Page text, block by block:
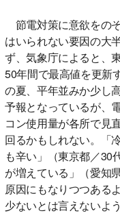
節電対策に意欲をの
はいられない要因の大
ず、気象庁によると、
50年間で最高値を更新
の夏、平年並みか少し
予報となっているが、
コン使用量が各所で見
回るかもしれない。「
も辛い」（東京都／30
が増えている」（愛知
原因にもなりつつある
少ないとは言えないよう